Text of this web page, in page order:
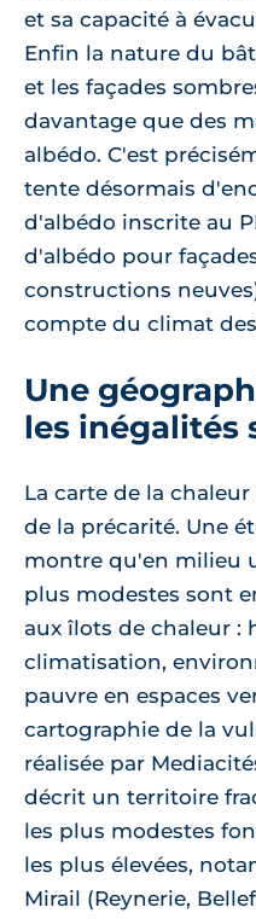
et sa capacité à
Enfin la nature du
et les façades
davantage que des
albédo. C'est
tente désormais
d'albédo inscrite au
d'albédo pour
constructions
compte du climat
Une
les inégalités
La carte de la
de la précarité. Une
montre qu'en milieu
plus modestes sont
aux îlots de chaleur :
climatisation,
pauvre en espaces
cartographie de la
réalisée par
décrit un territoire
les plus modestes
les plus élevées,
Mirail (Reynerie,